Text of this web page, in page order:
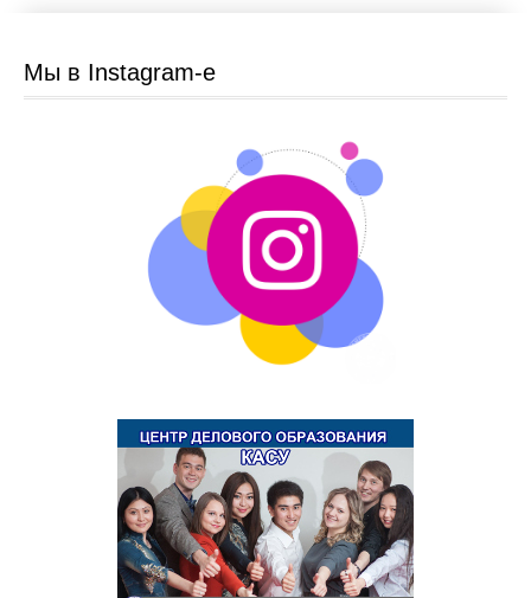
Молодежное самоуправление
Клубы по интересам
Мы в Instagram-e